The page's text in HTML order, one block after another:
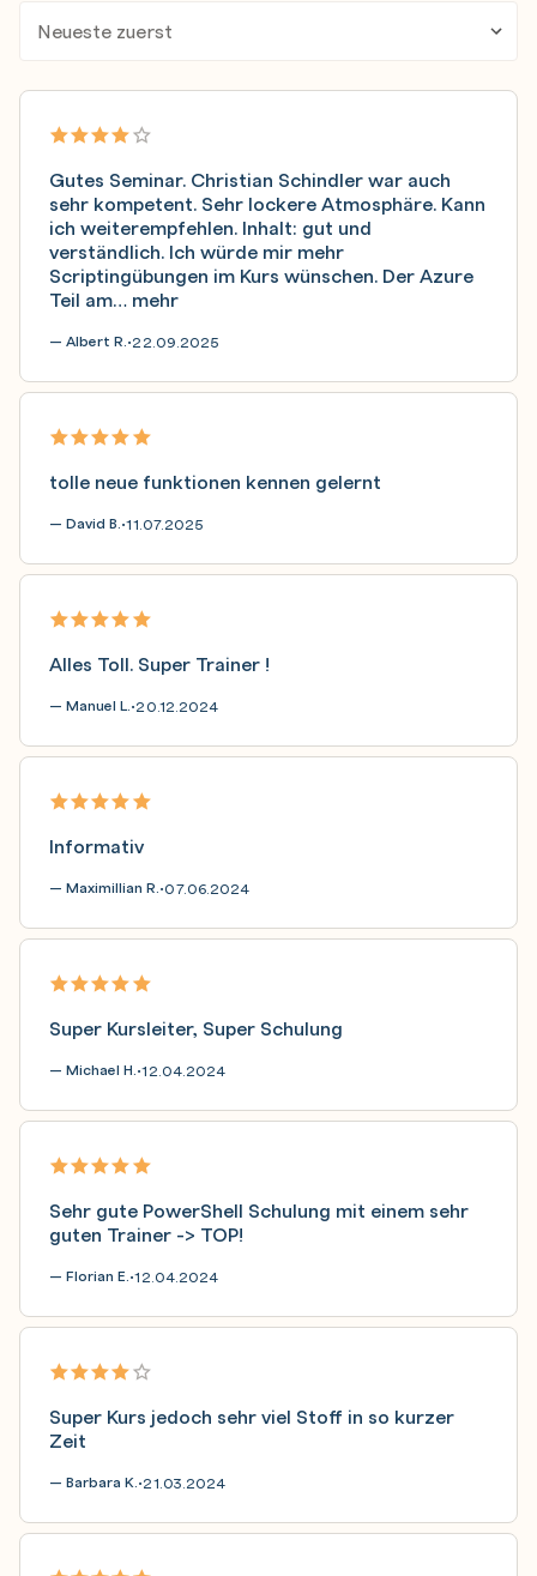
Gutes Seminar. Christian Schindler war auch
sehr kompetent. Sehr lockere Atmosphäre. Kann
ich weiterempfehlen. Inhalt: gut und
verständlich. Ich würde mir mehr
Scriptingübungen im Kurs wünschen. Der Azure
Teil am… mehr
— Albert R.•22.09.2025
tolle neue funktionen kennen gelernt
— David B.•11.07.2025
Alles Toll. Super Trainer !
— Manuel L.•20.12.2024
Informativ
— Maximillian R.•07.06.2024
Super Kursleiter, Super Schulung
— Michael H.•12.04.2024
Sehr gute PowerShell Schulung mit einem sehr
guten Trainer -> TOP!
— Florian E.•12.04.2024
Super Kurs jedoch sehr viel Stoff in so kurzer
Zeit
— Barbara K.•21.03.2024